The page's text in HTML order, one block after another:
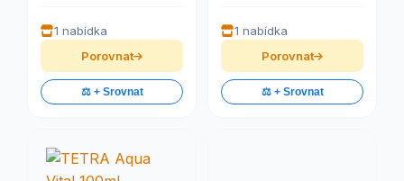
1 nabídka
Porovnat
⚖️ + Srovnat
1 nabídka
Porovnat
⚖️ + Srovnat